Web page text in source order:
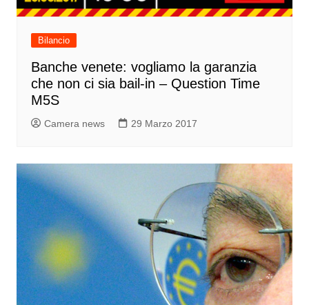
Bilancio
Banche venete: vogliamo la garanzia
che non ci sia bail-in – Question Time
M5S
Camera news 29 Marzo 2017